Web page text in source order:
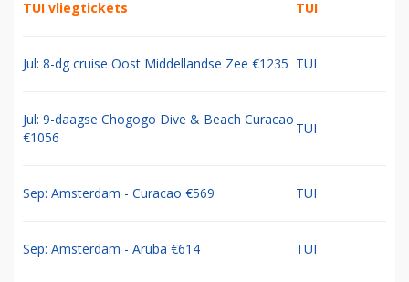
TUI vliegtickets TUI
Jul: 8-dg cruise Oost Middellandse Zee €1235 TUI
Jul: 9-daagse Chogogo Dive & Beach Curacao
€1056
TUI
Sep: Amsterdam - Curacao €569 TUI
Sep: Amsterdam - Aruba €614 TUI